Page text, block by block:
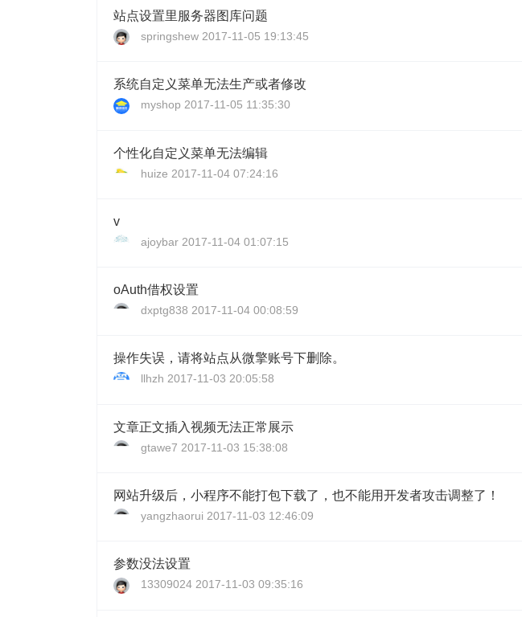
站点设置里服务器图库问题
springshew 2017-11-05 19:13:45
系统自定义菜单无法生产或者修改
myshop 2017-11-05 11:35:30
个性化自定义菜单无法编辑
huize 2017-11-04 07:24:16
v
ajoybar 2017-11-04 01:07:15
oAuth借权设置
dxptg838 2017-11-04 00:08:59
操作失误，请将站点从微擎账号下删除。
llhzh 2017-11-03 20:05:58
文章正文插入视频无法正常展示
gtawe7 2017-11-03 15:38:08
网站升级后，小程序不能打包下载了，也不能用开发者攻击调整了！
yangzhaorui 2017-11-03 12:46:09
参数没法设置
13309024 2017-11-03 09:35:16